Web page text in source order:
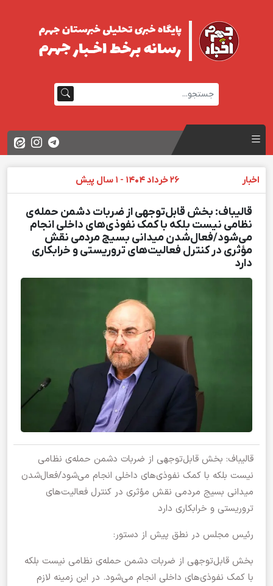
اخبار 26 خرداد 1404 - 1 سال پیش
قالیباف: بخش قابل‌توجهی از ضربات دشمن حمله‌ی
نظامی نیست بلکه با کمک نفوذی‌های داخلی انجام
می‌شود/فعال‌شدن میدانی بسیج مردمی نقش
مؤثری در کنترل فعالیت‌های تروریستی و خرابکاری
دارد
قالیباف: بخش قابل‌توجهی از ضربات دشمن حمله‌ی نظامی
نیست بلکه با کمک نفوذی‌های داخلی انجام می‌شود/فعال‌شدن
میدانی بسیج مردمی نقش مؤثری در کنترل فعالیت‌های
تروریستی و خرابکاری دارد
رئیس مجلس در نطق پیش از دستور:
بخش قابل‌توجهی از ضربات دشمن حمله‌ی نظامی نیست بلکه
با کمک نفوذی‌های داخلی انجام می‌شود. در این زمینه لازم